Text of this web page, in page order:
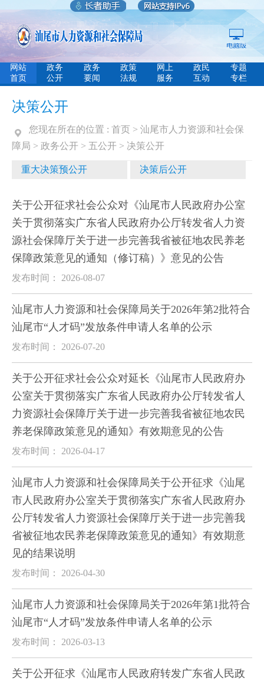
网站
首页
政务
公开
政务
要闻
政策
法规
网上
服务
政民
互动
专题
专栏
决策公开
您现在所在的位置 : 首页 > 汕尾市人力资源和社会保
障局 > 政务公开 > 五公开 > 决策公开
重大决策预公开 决策后公开
关于公开征求社会公众对《汕尾市人民政府办公室
关于贯彻落实广东省人民政府办公厅转发省人力资
源社会保障厅关于进一步完善我省被征地农民养老
保障政策意见的通知（修订稿）》意见的公告
发布时间： 2026-08-07
汕尾市人力资源和社会保障局关于2026年第2批符合
汕尾市“人才码”发放条件申请人名单的公示
发布时间： 2026-07-20
关于公开征求社会公众对延长《汕尾市人民政府办
公室关于贯彻落实广东省人民政府办公厅转发省人
力资源社会保障厅关于进一步完善我省被征地农民
养老保障政策意见的通知》有效期意见的公告
发布时间： 2026-04-17
汕尾市人力资源和社会保障局关于公开征求《汕尾
市人民政府办公室关于贯彻落实广东省人民政府办
公厅转发省人力资源社会保障厅关于进一步完善我
省被征地农民养老保障政策意见的通知》有效期意
见的结果说明
发布时间： 2026-04-30
汕尾市人力资源和社会保障局关于2026年第1批符合
汕尾市“人才码”发放条件申请人名单的公示
发布时间： 2026-03-13
关于公开征求《汕尾市人民政府转发广东省人民政